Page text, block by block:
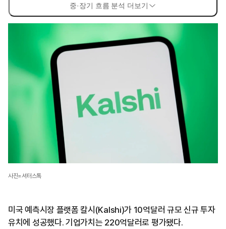
중·장기 흐름 분석 더보기
사진=셔터스톡
미국 예측시장 플랫폼 칼시(Kalshi)가 10억달러 규모 신규 투자
유치에 성공했다. 기업가치는 220억달러로 평가됐다.